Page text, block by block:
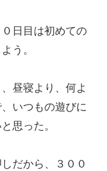
日目は初めての
う。
昼寝より、何よ
いつもの遊びに
思った。
だから、３００